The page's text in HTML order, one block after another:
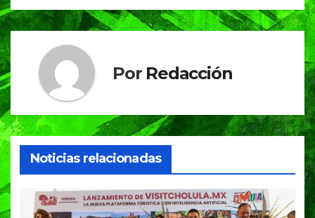
Por Redacción
Noticias relacionadas